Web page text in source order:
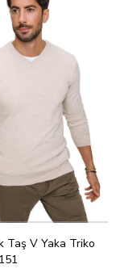
Taş V Yaka Triko